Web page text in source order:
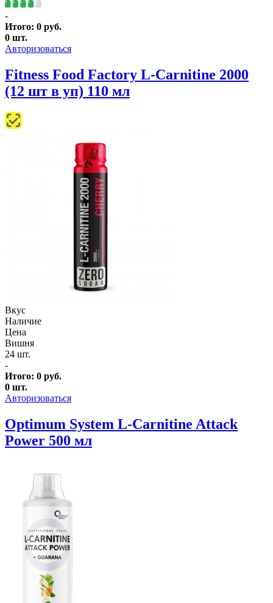
-
Итого: 0 руб.
0 шт.
Авторизоваться
Fitness Food Factory L-Сarnitine 2000
(12 шт в уп) 110 мл
Вкус
Наличие
Цена
Вишня
24 шт.
-
Итого: 0 руб.
0 шт.
Авторизоваться
Optimum System L-Carnitine Attack
Power 500 мл